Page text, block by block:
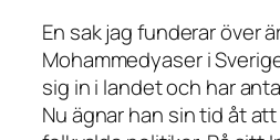
En sak jag funderar över
Mohammedyaser i
sig in i landet och har
Nu ägnar han sin tid åt